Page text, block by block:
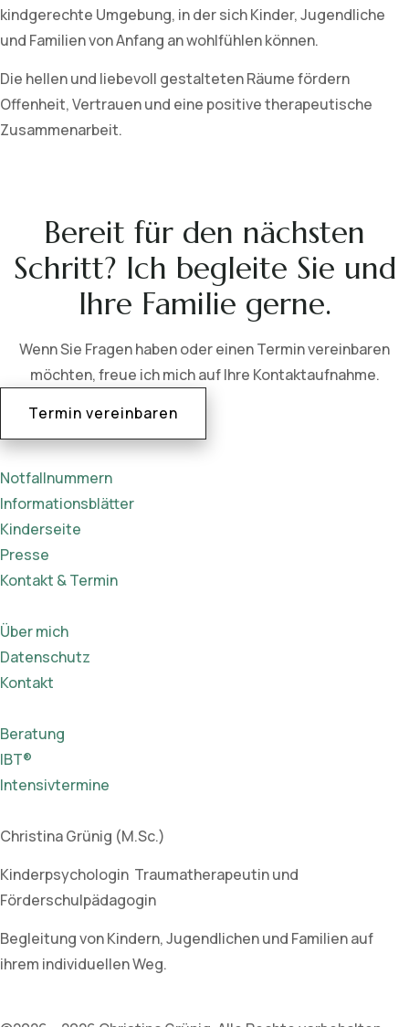
kindgerechte Umgebung, in der sich Kinder, Jugendliche
und Familien von Anfang an wohlfühlen können.
Die hellen und liebevoll gestalteten Räume fördern
Offenheit, Vertrauen und eine positive therapeutische
Zusammenarbeit.
Bereit für den nächsten
Schritt? Ich begleite Sie und
Ihre Familie gerne.
Wenn Sie Fragen haben oder einen Termin vereinbaren
möchten, freue ich mich auf Ihre Kontaktaufnahme.
Termin vereinbaren
Notfallnummern
Informationsblätter
Kinderseite
Presse
Kontakt & Termin
Über mich
Datenschutz
Kontakt
Beratung
IBT®
Intensivtermine
Christina Grünig (M.Sc.)
Kinderpsychologin Traumatherapeutin und
Förderschulpädagogin
Begleitung von Kindern, Jugendlichen und Familien auf
ihrem individuellen Weg.